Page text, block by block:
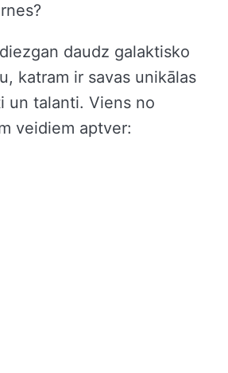
daudz galaktisko
katram ir savas unikālas
un talanti. Viens no
veidiem aptver: